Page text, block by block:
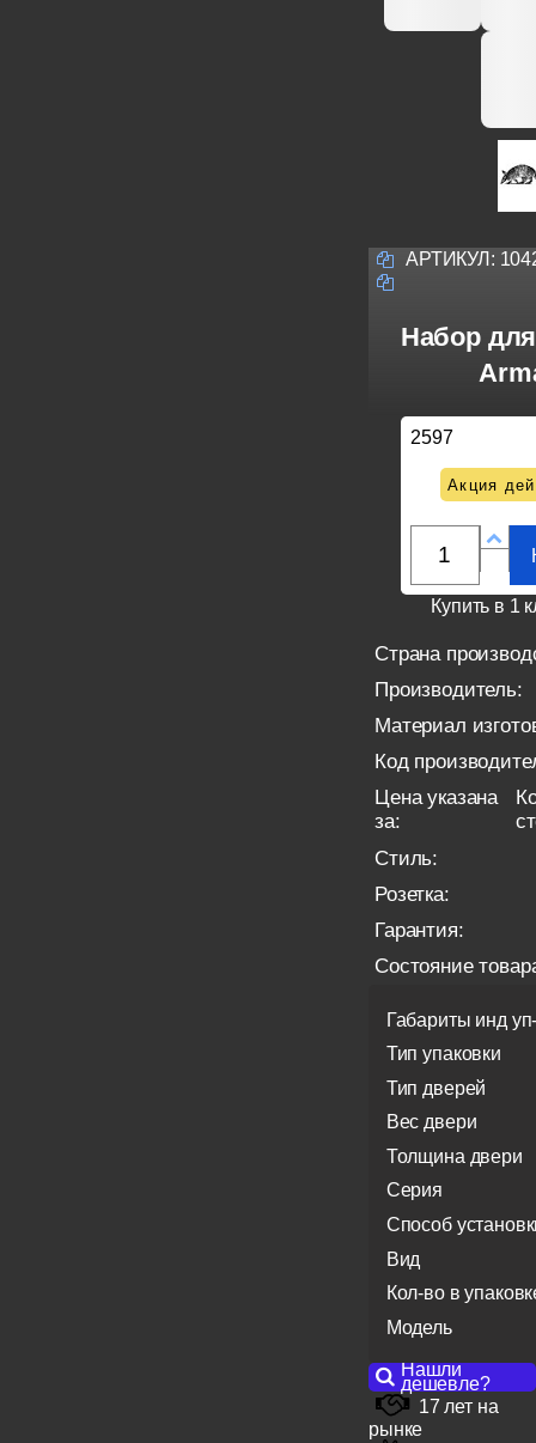
АРТИКУЛ:
Набор
2597
Акция
Купить в 1
Страна
Производитель:
Материал
Код
Цена указана
за:
Стиль:
Розетка:
Гарантия:
Состояние
Габариты инд
Тип упаковки
Тип дверей
Вес двери
Толщина двери
Серия
Способ
Вид
Кол-во в
Модель
Нашли
дешевле?
17 лет на
рынке